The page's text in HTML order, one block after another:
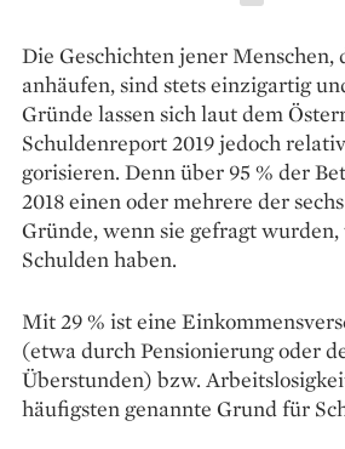
Die Geschichten jener Menschen,
anhäufen, sind stets einzigartig
Gründe lassen sich laut dem
Schuldenreport 2019 jedoch
gorisieren. Denn über 95 % der
2018 einen oder mehrere der
Gründe, wenn sie gefragt wurden,
Schulden haben.
Mit 29 % ist eine
(etwa durch Pensionierung oder
Überstunden) bzw.
häufigsten genannte Grund für